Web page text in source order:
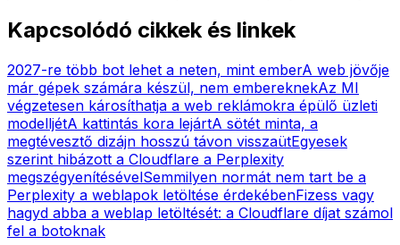
Kapcsolódó cikkek és linkek
2027-re több bot lehet a neten, mint emberA web jövője
már gépek számára készül, nem embereknekAz MI
végzetesen károsíthatja a web reklámokra épülő üzleti
modelljétA kattintás kora lejártA sötét minta, a
megtévesztő dizájn hosszú távon visszaütEgyesek
szerint hibázott a Cloudflare a Perplexity
megszégyenítésévelSemmilyen normát nem tart be a
Perplexity a weblapok letöltése érdekébenFizess vagy
hagyd abba a weblap letöltését: a Cloudflare díjat számol
fel a botoknak